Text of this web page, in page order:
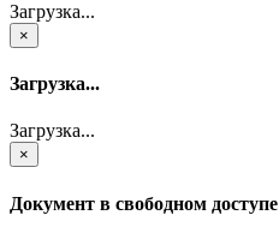
Загрузка...
×
Загрузка...
Загрузка...
×
Документ в свободном доступе